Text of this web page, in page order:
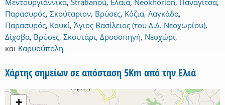
Μεντουργιάννικα, Stratianoú, Ελαιά, Neokhórion, Παναγίτσα,
Παρασυρός, Σκούταριον, Βρύσες, Κόζια, Λαγκάδα,
Παρασυρός, Καυκί, Άγιος Βασίλειος (του Δ.Δ. Νεοχωρίου),
Δίχοβα, Βρύσες, Σκουτάρι, Δροσοπηγή, Νεοχώρι,
και Καρυούπολη
Χάρτης σημείων σε απόσταση 5Km από την Ελιά
+